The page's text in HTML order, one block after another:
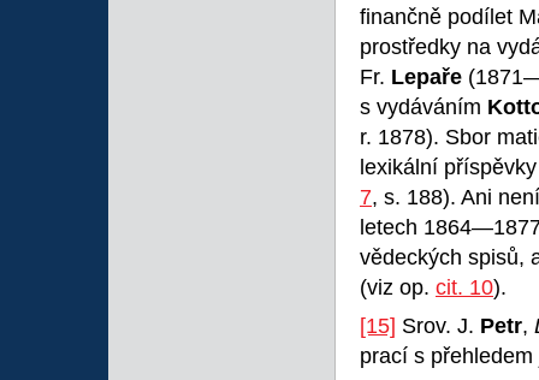
finančně podílet
prostředky na
Fr. Lepaře
s vydáváním
r. 1878). Sbor
lexikální
7, s. 188). Ani
letech
vědeckých spisů,
(viz op. cit. 10).
[15] Srov. J. Petr,
prací s